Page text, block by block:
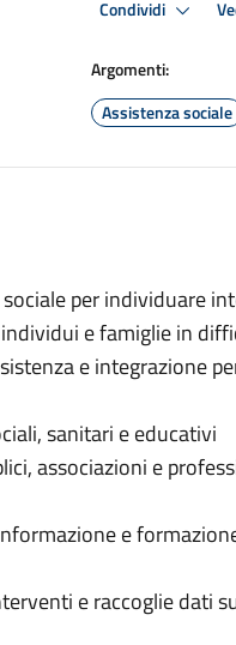
Condividi
Argomenti:
Assistenza sociale
per individuare
e famiglie in
e integrazione
sanitari e educativi
associazioni e
e
e raccoglie dati